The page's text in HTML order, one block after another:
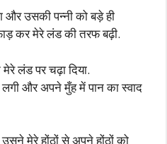
उसकी पन्नी को बड़े ही
कर मेरे लंड की तरफ बढ़ी.
लंड पर चढ़ा दिया.
और अपने मुँह में पान का स्वाद
मेरे होंठों से अपने होंठों को